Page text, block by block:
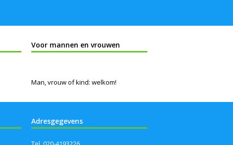
Voor mannen en vrouwen
Man, vrouw of kind: welkom!
Adresgegevens